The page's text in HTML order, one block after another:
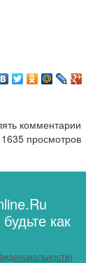
комментарии
1635 просмотров
как